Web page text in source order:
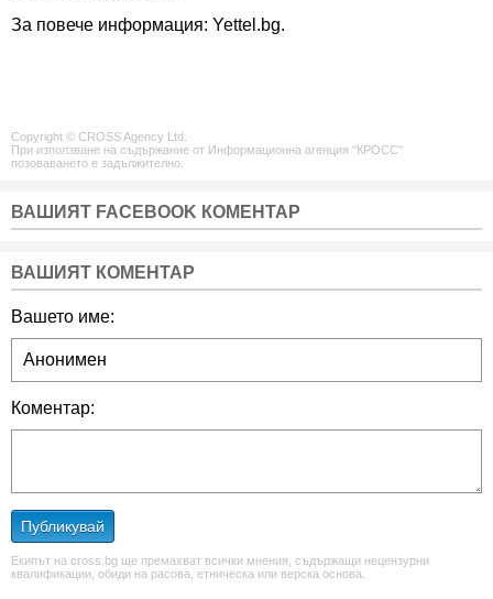
За повече информация: Yettel.bg.
Copyright © CROSS Agency Ltd.
При използване на съдържание от Информационна агенция "КРОСС"
позоваването е задължително.
ВАШИЯТ FACEBOOK КОМЕНТАР
ВАШИЯТ КОМЕНТАР
Вашето име:
Коментар:
Публикувай
Екипът на cross.bg ще премахват всички мнения, съдържащи нецензурни
квалификации, обиди на расова, етническа или верска основа.